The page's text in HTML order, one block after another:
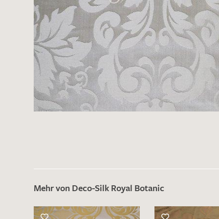
Mehr von Deco-Silk Royal Botanic